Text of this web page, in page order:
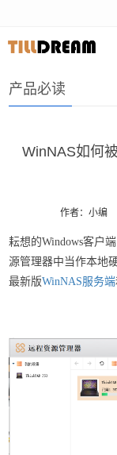
首页>耘想产品
产品必读
WinNAS如何
作者：小编
耘想的Windows客户
源管理器中当作本地
最新版WinNAS服务端